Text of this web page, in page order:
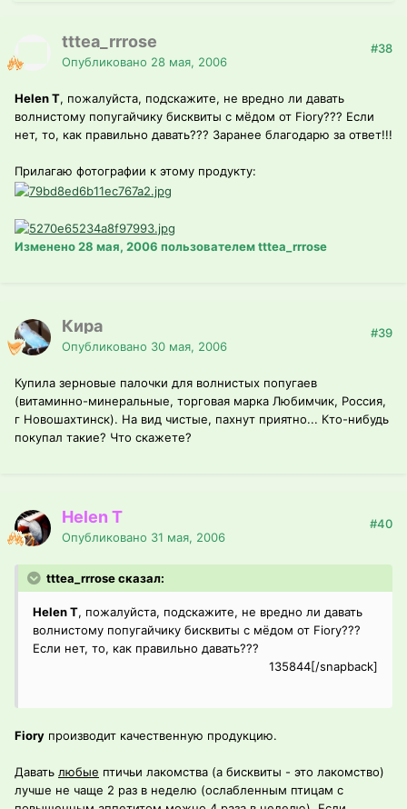
tttea_rrrose
Опубликовано 28 мая, 2006
#38
Helen T, пожалуйста, подскажите, не вредно ли давать
волнистому попугайчику бисквиты с мёдом от Fiory??? Если
нет, то, как правильно давать??? Заранее благодарю за ответ!!!
Прилагаю фотографии к этому продукту:
Изменено28 мая, 2006 пользователем tttea_rrrose
Кира
Опубликовано 30 мая, 2006
#39
Купила зерновые палочки для волнистых попугаев
(витаминно-минеральные, торговая марка Любимчик, Россия,
г Новошахтинск). На вид чистые, пахнут приятно... Кто-нибудь
покупал такие? Что скажете?
Helen T
Опубликовано 31 мая, 2006
#40
tttea_rrrose сказал:
Helen T, пожалуйста, подскажите, не вредно ли давать
волнистому попугайчику бисквиты с мёдом от Fiory???
Если нет, то, как правильно давать???
135844[/snapback]
Fiory производит качественную продукцию.
Давать любые птичьи лакомства (а бисквиты - это лакомство)
лучше не чаще 2 раз в неделю (ослабленным птицам с